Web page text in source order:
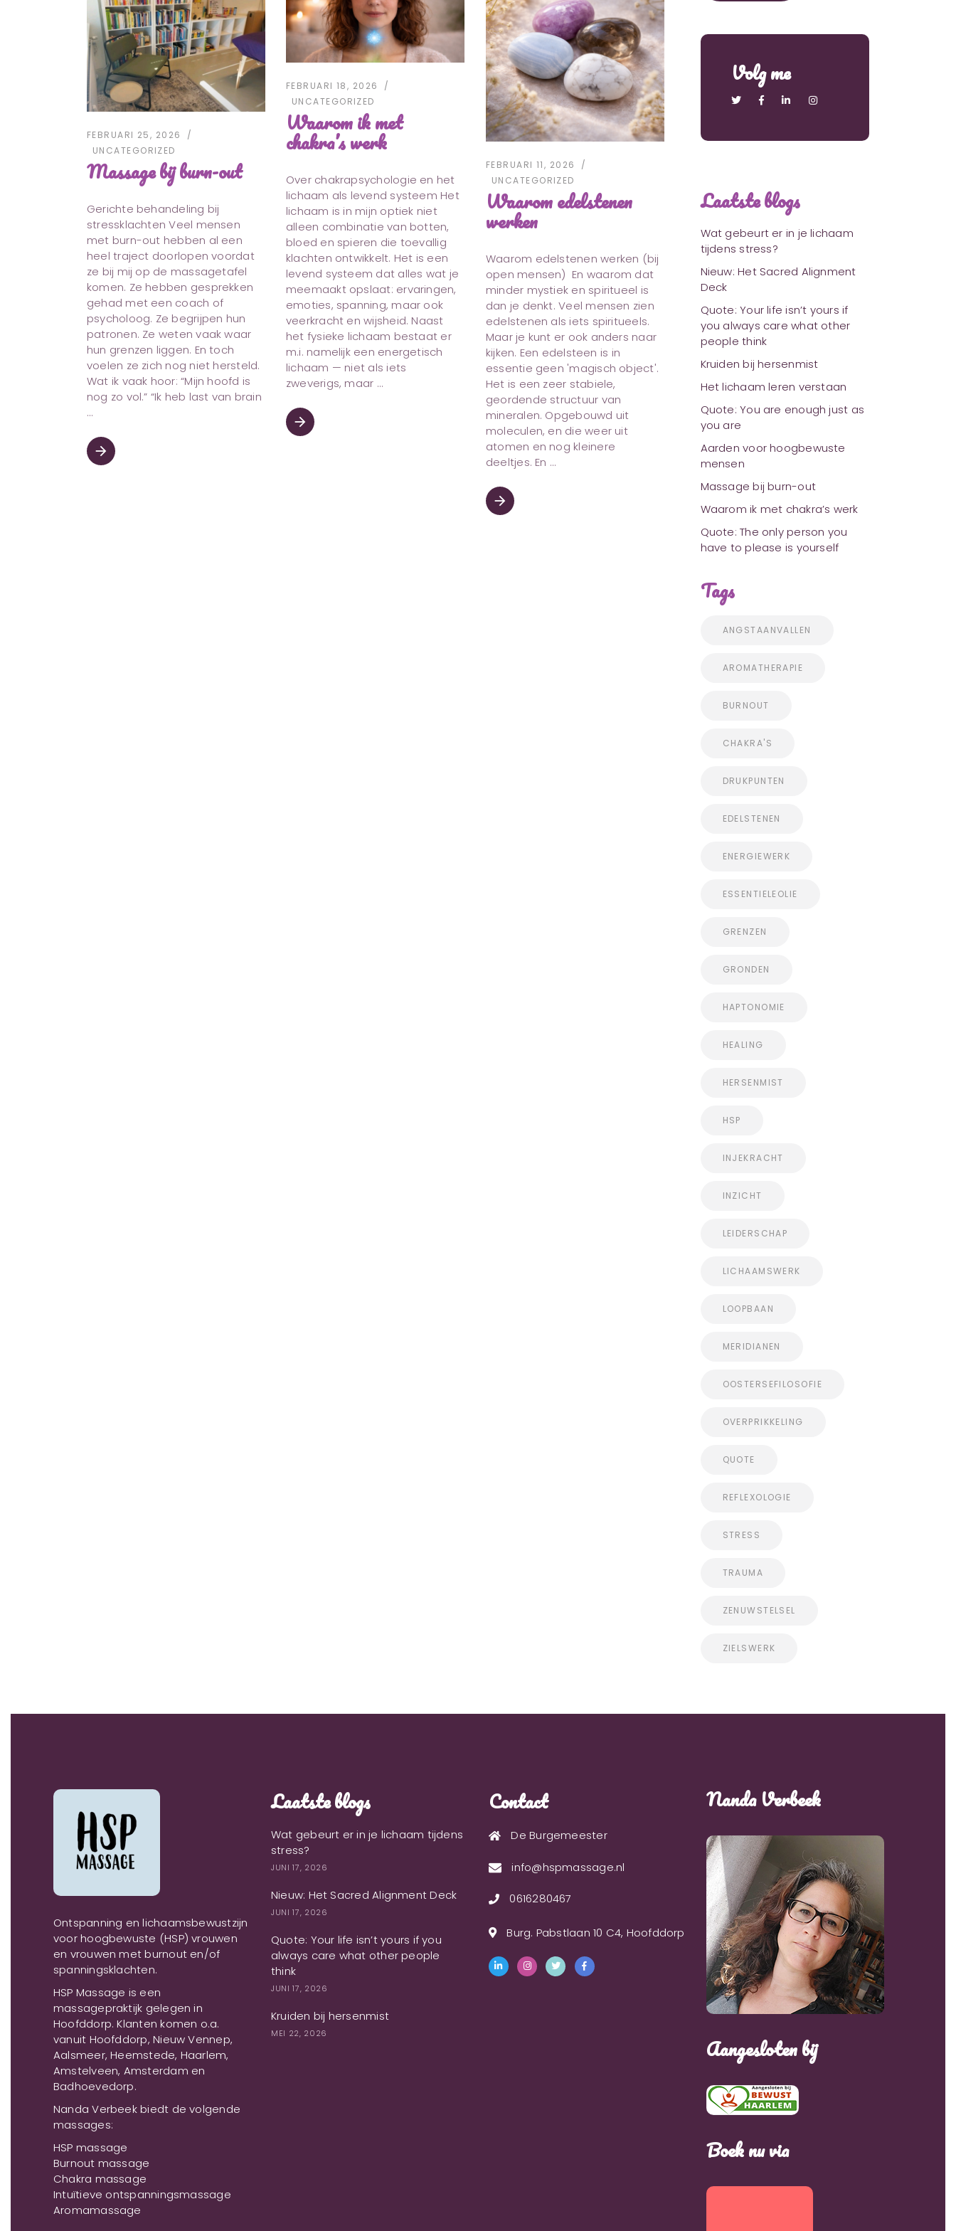
FEBRUARI 25, 2026
UNCATEGORIZED
Massage bij burn-out
Gerichte behandeling bij
stressklachten Veel mensen
met burn-out hebben al een
heel traject doorlopen voordat
ze bij mij op de massagetafel
komen. Ze hebben gesprekken
gehad met een coach of
psycholoog. Ze begrijpen hun
patronen. Ze weten vaak waar
hun grenzen liggen. En toch
voelen ze zich nog niet hersteld.
Wat ik vaak hoor: “Mijn hoofd is
nog zo vol.” “Ik heb last van brain
arrow_forward
FEBRUARI 18, 2026
UNCATEGORIZED
Waarom ik met
chakra’s werk
Over chakrapsychologie en het
lichaam als levend systeem Het
lichaam is in mijn optiek niet
alleen combinatie van botten,
bloed en spieren die toevallig
klachten ontwikkelt. Het is een
levend systeem dat alles wat je
meemaakt opslaat: ervaringen,
emoties, spanning, maar ook
veerkracht en wijsheid. Naast
het fysieke lichaam bestaat er
m.i. namelijk een energetisch
lichaam — niet als iets
zweverigs, maar
arrow_forward
FEBRUARI 11, 2026
UNCATEGORIZED
Waarom edelstenen
werken
Waarom edelstenen werken (bij
open mensen) En waarom dat
minder mystiek en spiritueel is
dan je denkt. Veel mensen zien
edelstenen als iets spiritueels.
Maar je kunt er ook anders naar
kijken. Een edelsteen is in
essentie geen 'magisch object'.
Het is een zeer stabiele,
geordende structuur van
mineralen. Opgebouwd uit
moleculen, en die weer uit
atomen en nog kleinere
deeltjes. En
arrow_forward
Volg me
Laatste blogs
Wat gebeurt er in je lichaam
tijdens stress?
Nieuw: Het Sacred Alignment
Deck
Quote: Your life isn’t yours if
you always care what other
people think
Kruiden bij hersenmist
Het lichaam leren verstaan
Quote: You are enough just as
you are
Aarden voor hoogbewuste
mensen
Massage bij burn-out
Waarom ik met chakra’s werk
Quote: The only person you
have to please is yourself
Tags
ANGSTAANVALLEN
AROMATHERAPIE
BURNOUT
CHAKRA'S
DRUKPUNTEN
EDELSTENEN
ENERGIEWERK
ESSENTIELEOLIE
GRENZEN
GRONDEN
HAPTONOMIE
HEALING
HERSENMIST
HSP
INJEKRACHT
INZICHT
LEIDERSCHAP
LICHAAMSWERK
LOOPBAAN
MERIDIANEN
OOSTERSEFILOSOFIE
OVERPRIKKELING
QUOTE
REFLEXOLOGIE
STRESS
TRAUMA
ZENUWSTELSEL
ZIELSWERK
Ontspanning en lichaamsbewustzijn
voor hoogbewuste (HSP) vrouwen
en vrouwen met burnout en/of
spanningsklachten.
HSP Massage is een
massagepraktijk gelegen in
Hoofddorp. Klanten komen o.a.
vanuit Hoofddorp, Nieuw Vennep,
Aalsmeer, Heemstede, Haarlem,
Amstelveen, Amsterdam en
Badhoevedorp.
Nanda Verbeek biedt de volgende
massages:
HSP massage
Burnout massage
Chakra massage
Intuïtieve ontspanningsmassage
Aromamassage
Laatste blogs
Wat gebeurt er in je lichaam tijdens
stress?
JUNI 17, 2026
Nieuw: Het Sacred Alignment Deck
JUNI 17, 2026
Quote: Your life isn’t yours if you
always care what other people
think
JUNI 17, 2026
Kruiden bij hersenmist
MEI 22, 2026
Contact
De Burgemeester
info@hspmassage.nl
0616280467
Burg. Pabstlaan 10 C4, Hoofddorp
Nanda Verbeek
Aangesloten bij
Boek nu via